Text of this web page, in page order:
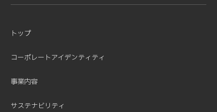
2024-12 (4)
2024-10 (7)
2024-03 (2)
トップ
コーポレートアイデンティティ
事業内容
サステナビリティ